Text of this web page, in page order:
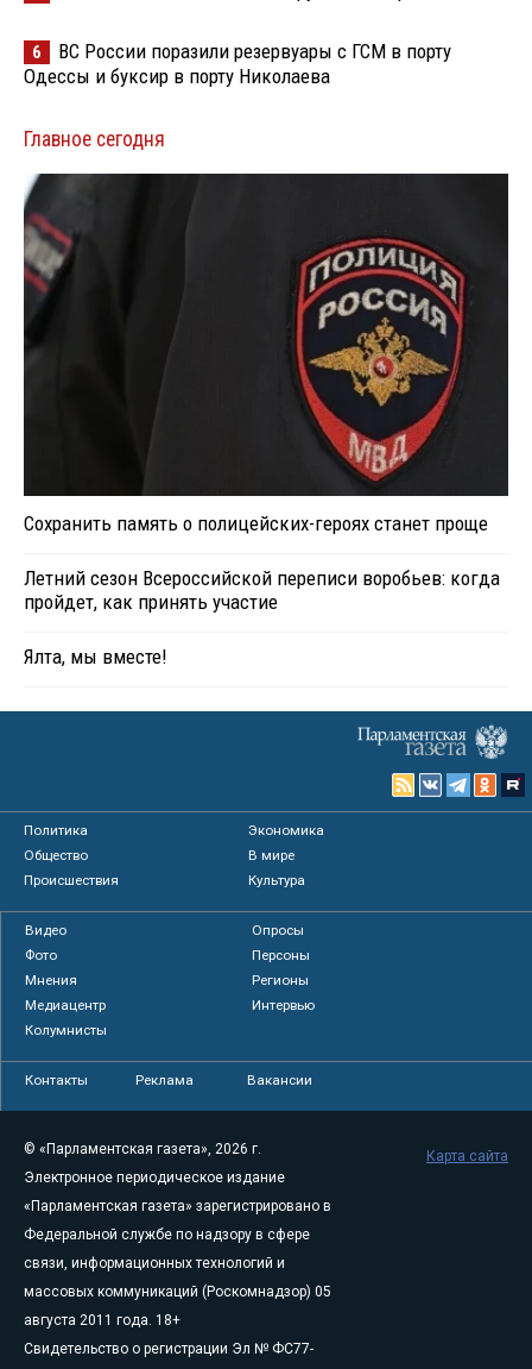
6
ВС России поразили резервуары с ГСМ в порту
Одессы и буксир в порту Николаева
Главное сегодня
Сохранить память о полицейских-героях станет проще
Летний сезон Всероссийской переписи воробьев: когда
пройдет, как принять участие
Ялта, мы вместе!
Политика
Экономика
Общество
В мире
Происшествия
Культура
Видео
Опросы
Фото
Персоны
Мнения
Регионы
Медиацентр
Интервью
Колумнисты
Контакты Реклама Вакансии
© «Парламентская газета», 2026 г.
Электронное периодическое издание
«Парламентская газета» зарегистрировано в
Федеральной службе по надзору в сфере
связи, информационных технологий и
массовых коммуникаций (Роскомнадзор) 05
августа 2011 года. 18+
Свидетельство о регистрации Эл № ФС77-
Карта сайта